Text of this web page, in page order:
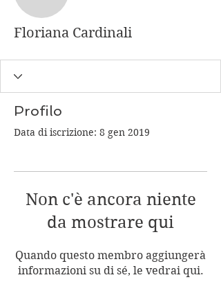
Floriana Cardinali
Profilo
Data di iscrizione: 8 gen 2019
Non c'è ancora niente
da mostrare qui
Quando questo membro aggiungerà
informazioni su di sé, le vedrai qui.